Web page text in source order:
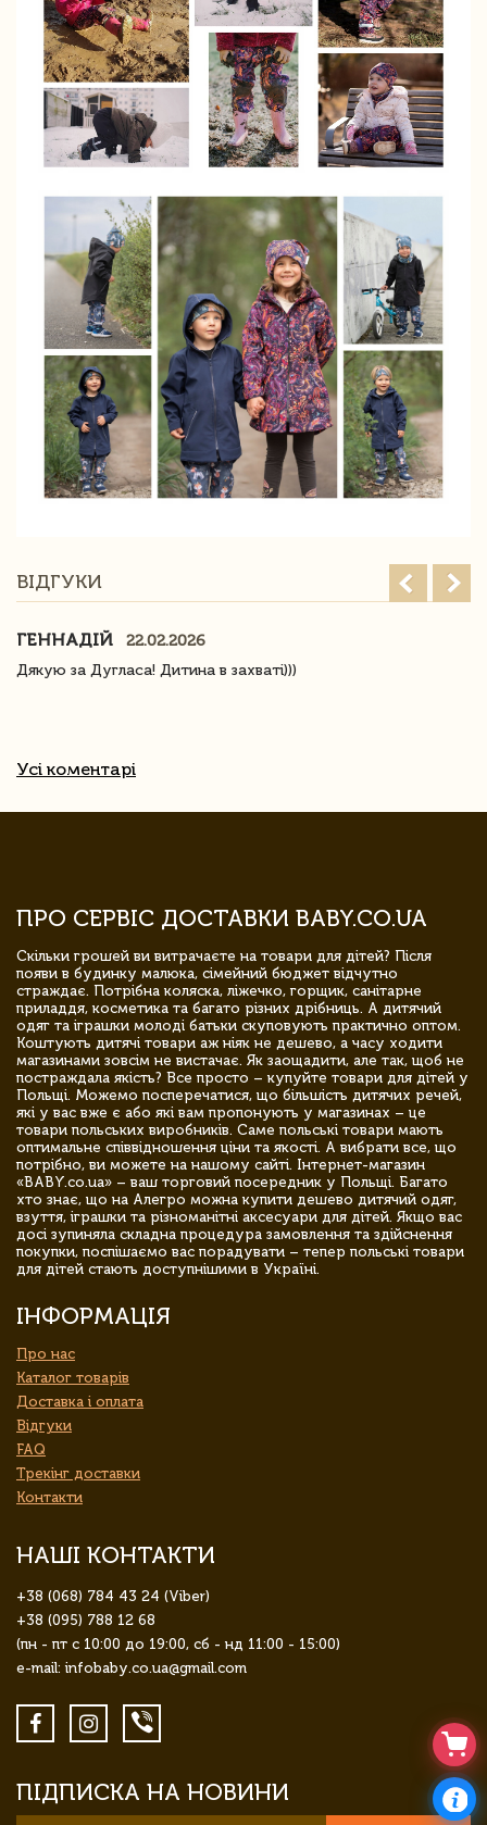
ВІДГУКИ
ГЕННАДІЙ
22.02.2026
Дякую за Дугласа! Дитина в захваті)))
Усі коментарі
ПРО СЕРВІС ДОСТАВКИ BABY.CO.UA
Скільки грошей ви витрачаєте на товари для дітей? Після
появи в будинку малюка, сімейний бюджет відчутно
страждає. Потрібна коляска, ліжечко, горщик, санітарне
приладдя, косметика та багато різних дрібниць. А дитячий
одяг та іграшки молоді батьки скуповують практично оптом.
Коштують дитячі товари аж ніяк не дешево, а часу ходити
магазинами зовсім не вистачає. Як заощадити, але так, щоб не
постраждала якість? Все просто – купуйте товари для дітей у
Польщі. Можемо посперечатися, що більшість дитячих речей,
які у вас вже є або які вам пропонують у магазинах – це
товари польських виробників. Саме польські товари мають
оптимальне співвідношення ціни та якості. А вибрати все, що
потрібно, ви можете на нашому сайті. Інтернет-магазин
«BABY.co.ua» – ваш торговий посередник у Польщі. Багато
хто знає, що на Алегро можна купити дешево дитячий одяг,
взуття, іграшки та різноманітні аксесуари для дітей. Якщо вас
досі зупиняла складна процедура замовлення та здійснення
покупки, поспішаємо вас порадувати – тепер польські товари
для дітей стають доступнішими в Україні.
ІНФОРМАЦІЯ
Про нас
Каталог товарів
Доставка і оплата
Відгуки
FAQ
Трекінг доставки
Контакти
НАШІ КОНТАКТИ
+38 (068) 784 43 24 (Viber)
+38 (095) 788 12 68
(пн - пт с 10:00 до 19:00, сб - нд 11:00 - 15:00)
e-mail: infobaby.co.ua@gmail.com
ПІДПИСКА НА НОВИНИ